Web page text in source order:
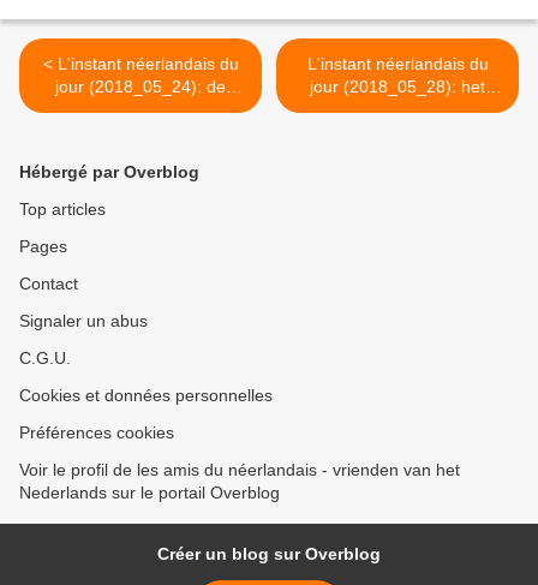
< L'instant néerlandais du
jour (2018_05_24): de
secretaresse
L'instant néerlandais du
jour (2018_05_28): het
examen >
Hébergé par Overblog
Top articles
Pages
Contact
Signaler un abus
C.G.U.
Cookies et données personnelles
Préférences cookies
Voir le profil de les amis du néerlandais - vrienden van het
Nederlands sur le portail Overblog
Créer un blog sur Overblog